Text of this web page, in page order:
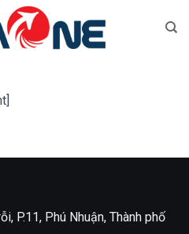
P.11, Phú Nhuận, Thành phố